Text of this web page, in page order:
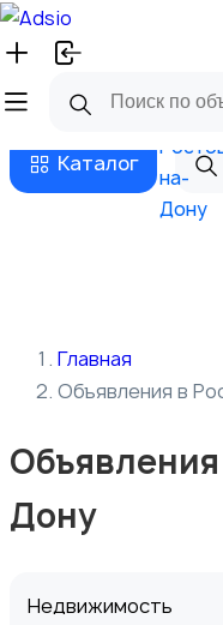
Русский
Бизнес тарифы
Каталог
на-
Дону
Главная
Объявления в
Дону
Недвижимость